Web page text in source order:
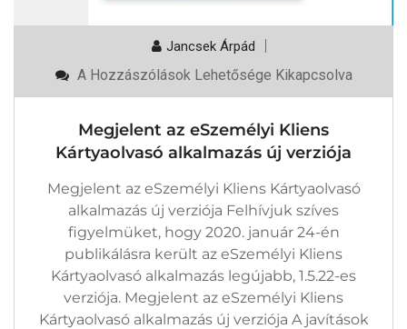
Jancsek Árpád
Megjelent
ESzemélyi
Kártyaolvasó
Alkalmazás
Új
Bejegyzéshez
A Hozzászólások Lehetősége Kikapcsolva
Megjelent az eSzemélyi Kliens
Kártyaolvasó alkalmazás új verziója
Megjelent az eSzemélyi Kliens Kártyaolvasó
alkalmazás új verziója Felhívjuk szíves
figyelmüket, hogy 2020. január 24-én
publikálásra került az eSzemélyi Kliens
Kártyaolvasó alkalmazás legújabb, 1.5.22-es
verziója. Megjelent az eSzemélyi Kliens
Kártyaolvasó alkalmazás új verziója A javítások